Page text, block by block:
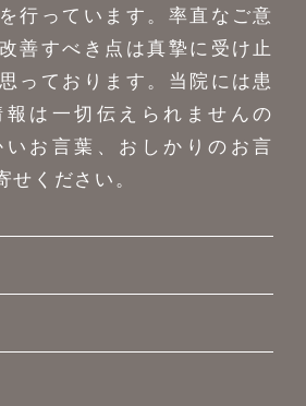
行っています。率直なご意
善すべき点は真摯に受け止
っております。当院には患
は一切伝えられませんの
お言葉、おしかりのお言
せください。